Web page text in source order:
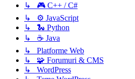
↳ 🎮 C++ / C#
↳ ⚙️ JavaScript
↳ 🐍 Python
↳ ☕ Java
↳ Platforme Web
↳ 🧩 Forumuri & CMS
↳ WordPress